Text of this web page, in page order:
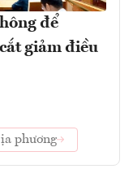
để
giảm điều
phương